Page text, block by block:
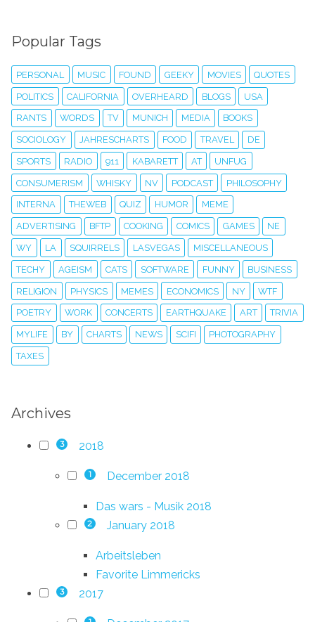
Popular Tags
PERSONAL MUSIC FOUND GEEKY MOVIES QUOTES
POLITICS CALIFORNIA OVERHEARD BLOGS USA
RANTS WORDS TV MUNICH MEDIA BOOKS
SOCIOLOGY JAHRESCHARTS FOOD TRAVEL DE
SPORTS RADIO 911 KABARETT AT UNFUG
CONSUMERISM WHISKY NV PODCAST PHILOSOPHY
INTERNA THEWEB QUIZ HUMOR MEME
ADVERTISING BFTP COOKING COMICS GAMES NE
WY LA SQUIRRELS LASVEGAS MISCELLANEOUS
TECHY AGEISM CATS SOFTWARE FUNNY BUSINESS
RELIGION PHYSICS MEMES ECONOMICS NY WTF
POETRY WORK CONCERTS EARTHQUAKE ART TRIVIA
MYLIFE BY CHARTS NEWS SCIFI PHOTOGRAPHY
TAXES
Archives
3 2018
1 December 2018
Das wars - Musik 2018
2 January 2018
Arbeitsleben
Favorite Limmericks
3 2017